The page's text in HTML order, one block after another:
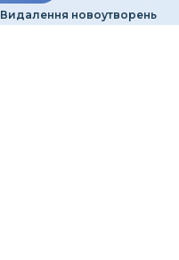
Видалення новоутворень